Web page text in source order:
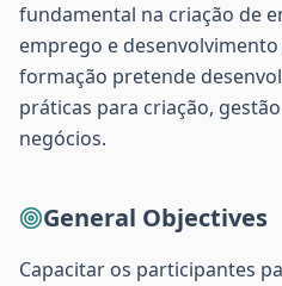
fundamental na criação de
emprego e
formação pretende
práticas para criação,
negócios.
General Objectives
Capacitar os participantes